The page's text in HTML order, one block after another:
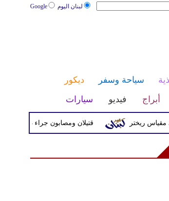
لبنان اليوم Google
سياحة وسفر
ديكور
أبراج فيديو سيارات
قتيلان ومصابون جراء 14 غارة إسرائيلية على شرق وجنوب لبنان